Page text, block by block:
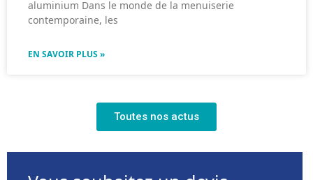
aluminium Dans le monde de la menuiserie
contemporaine, les
EN SAVOIR PLUS »
Toutes nos actus